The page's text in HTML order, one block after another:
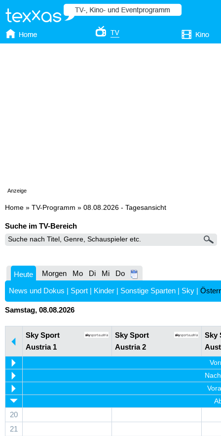
Anzeige
Home » TV-Programm » 08.08.2026 - Tagesansicht
Suche im TV-Bereich
Heute Morgen Mo Di Mi Do
News und Dokus | Sport | Kinder | Sonstige Sparten | Sky |
Samstag, 08.08.2026
Sky Sport
Austria 1
Sky Sport
Austria 2
Sky
20
21